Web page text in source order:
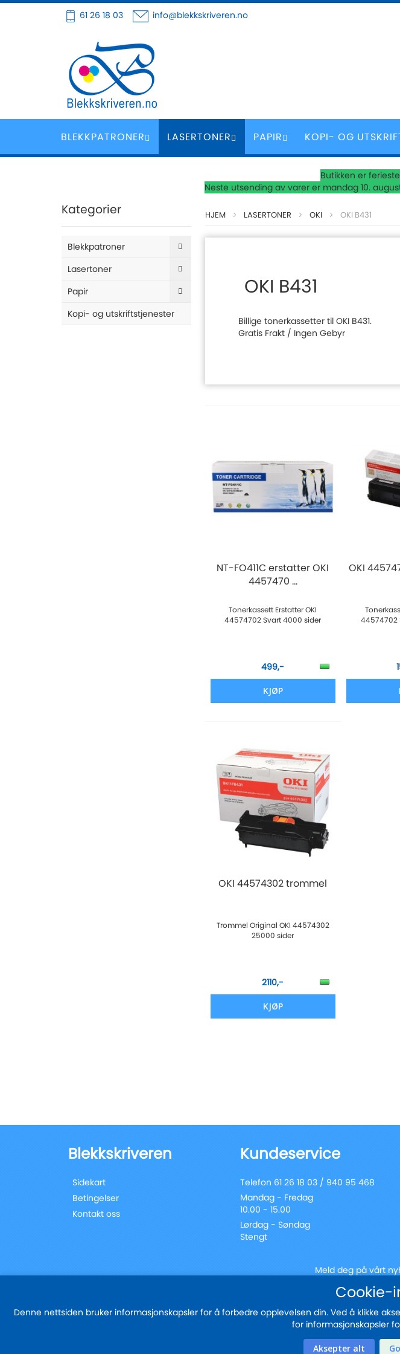
Hoppe
innhold
61 26 18 03 info@blekkskriveren.no
BLEKKPATRONER LASERTONER PAPIR KOPI- OG
Butikken er
Neste utsending av varer er mandag 10.
HJEM LASERTONER OKI OKI B431
OKI B431
Billige tonerkassetter til OKI B431.
Gratis Frakt / Ingen Gebyr
NT-FO411C erstatter OKI
4457470 ...
Tonerkassett Erstatter OKI
44574702 Svart 4000 sider
499,-
KJØP
OKI
44574702
OKI 44574302 trommel
Trommel Original OKI 44574302
25000 sider
2110,-
KJØP
Kategorier
Blekkpatroner
Lasertoner
Papir
Kopi- og utskriftstjenester
Blekkskriveren
Sidekart
Betingelser
Kontakt oss
Kundeservice
Telefon 61 26 18 03 / 940 95 468
Mandag - Fredag
10.00 - 15.00
Lørdag - Søndag
Stengt
Meld deg på vårt
Registrer
for
vårt
nyhetsbrev:
Sikker
Cookie-
Denne nettsiden bruker informasjonskapsler for å forbedre opplevelsen din. Ved å klikke
for informasjonskapsler
Aksepter alt